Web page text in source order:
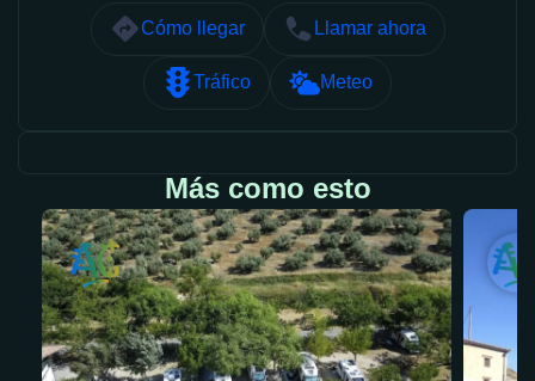
Cómo llegar
Llamar ahora
Tráfico Meteo
Más como esto